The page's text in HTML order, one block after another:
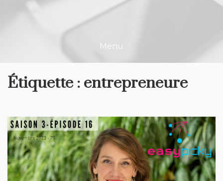
Menu
Étiquette : entrepreneure